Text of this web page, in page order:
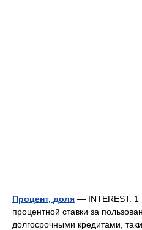
Процент, доля — INTEREST. 1
процентной ставки за
долгосрочными кредитами,